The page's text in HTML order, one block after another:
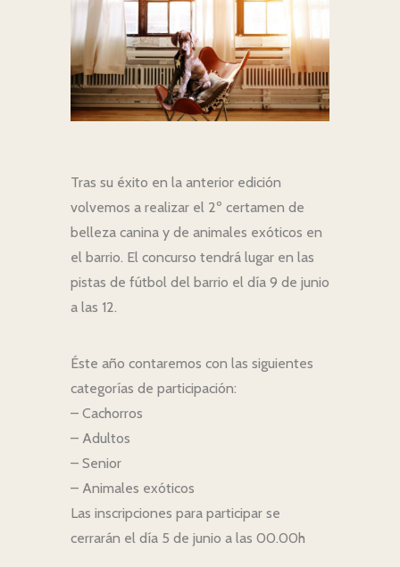
Tras su éxito en la anterior edición
volvemos a realizar el 2º certamen de
belleza canina y de animales exóticos en
el barrio. El concurso tendrá lugar en las
pistas de fútbol del barrio el día 9 de junio
a las 12.
Éste año contaremos con las siguientes
categorías de participación:
– Cachorros
– Adultos
– Senior
– Animales exóticos
Las inscripciones para participar se
cerrarán el día 5 de junio a las 00.00h